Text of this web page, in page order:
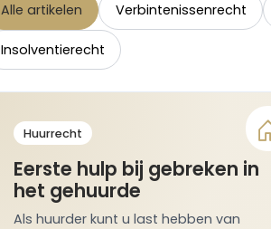
Alle artikelen Verbintenissenrecht
Insolventierecht
Huurrecht
Eerste hulp bij gebreken in
het gehuurde
Als huurder kunt u last hebben van